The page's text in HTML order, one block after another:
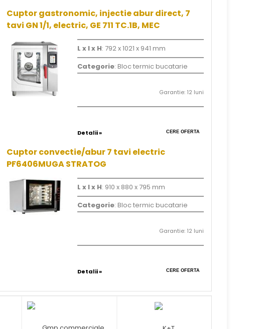
Cuptor gastronomic, injectie abur direct, 7
tavi GN 1/1, electric, GE 711 TC.1B, MEC
L x l x H: 792 x 1021 x 941 mm
Categorie: Bloc termic bucatarie
Garantie: 12 luni
Detalii » CERE OFERTA
Cuptor convectie/abur 7 tavi electric
PF6406MUGA STRATOG
L x l x H: 910 x 880 x 795 mm
Categorie: Bloc termic bucatarie
Garantie: 12 luni
Detalii » CERE OFERTA